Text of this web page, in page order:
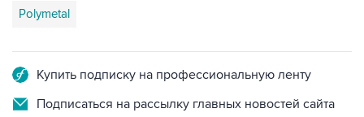
Polymetal
Купить подписку на профессиональную ленту
Подписаться на рассылку главных новостей сайта